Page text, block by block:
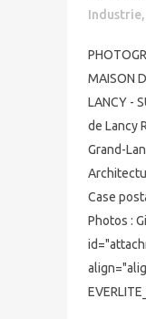
Industrie,
MAISON
LANCY -
de Lancy
Grand-
Case
Photos :